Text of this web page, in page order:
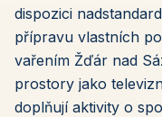
dispozici
přípravu vlastních
vařením Žďár nad
prostory jako
doplňují aktivity o